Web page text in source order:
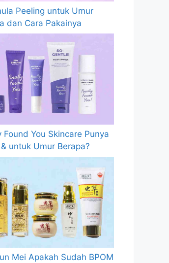
Peeling untuk Umur
dan Cara Pakainya
Found You Skincare Punya
untuk Umur Berapa?
Mei Apakah Sudah BPOM